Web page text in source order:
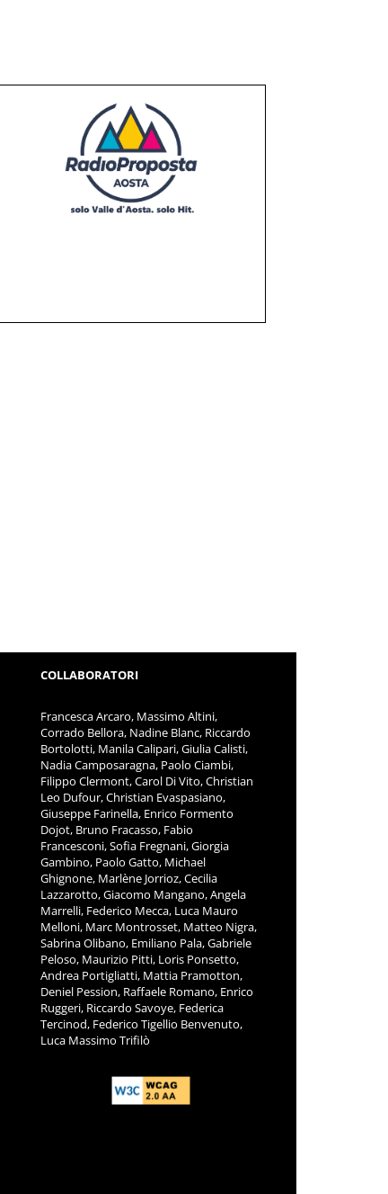
COLLABORATORI
Francesca Arcaro, Massimo Altini,
Corrado Bellora, Nadine Blanc, Riccardo
Bortolotti, Manila Calipari, Giulia Calisti,
Nadia Camposaragna, Paolo Ciambi,
Filippo Clermont, Carol Di Vito, Christian
Leo Dufour, Christian Evaspasiano,
Giuseppe Farinella, Enrico Formento
Dojot, Bruno Fracasso, Fabio
Francesconi, Sofia Fregnani, Giorgia
Gambino, Paolo Gatto, Michael
Ghignone, Marlène Jorrioz, Cecilia
Lazzarotto, Giacomo Mangano, Angela
Marrelli, Federico Mecca, Luca Mauro
Melloni, Marc Montrosset, Matteo Nigra,
Sabrina Olibano, Emiliano Pala, Gabriele
Peloso, Maurizio Pitti, Loris Ponsetto,
Andrea Portigliatti, Mattia Pramotton,
Deniel Pession, Raffaele Romano, Enrico
Ruggeri, Riccardo Savoye, Federica
Tercinod, Federico Tigellio Benvenuto,
Luca Massimo Trifilò